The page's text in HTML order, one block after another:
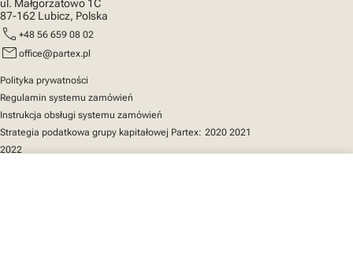
ul. Małgorzatowo 1C
87-162 Lubicz, Polska
call +48 56 659 08 02
mail office@partex.pl
Polityka prywatności
Regulamin systemu zamówień
Instrukcja obsługi systemu zamówień
Strategia podatkowa grupy kapitałowej Partex: 2020 2021
2022